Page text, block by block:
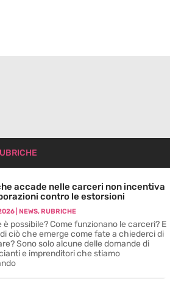
accade nelle carceri non incentiva
contro le estorsioni
| NEWS, RUBRICHE
è possibile? Come funzionano le carceri? E
ciò che emerge come fate a chiederci di
Sono solo alcune delle domande di
e imprenditori che stiamo